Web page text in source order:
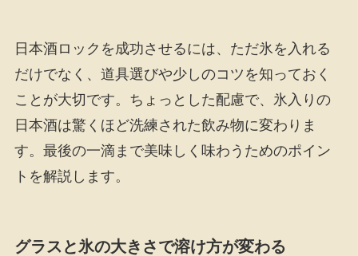
日本酒ロックを成功させるには、ただ氷を入れる
だけでなく、道具選びや少しのコツを知っておく
ことが大切です。ちょっとした配慮で、氷入りの
日本酒は驚くほど洗練された飲み物に変わりま
す。最後の一滴まで美味しく味わうためのポイン
トを解説します。
グラスと氷の大きさで溶け方が変わる